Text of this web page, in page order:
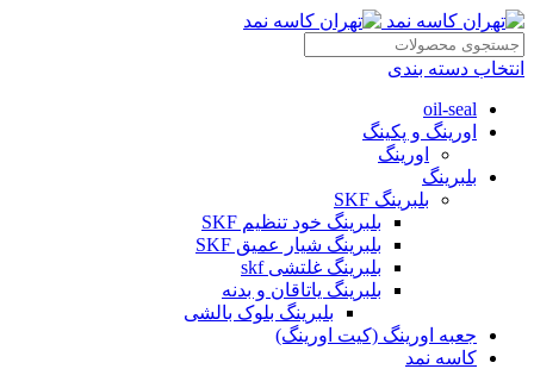
انتخاب دسته بندی
oil-seal
اورینگ و پکینگ
اورینگ
بلبرینگ
بلبرینگ SKF
بلبرینگ خود تنظیم SKF
بلبرینگ شیار عمیق SKF
بلبرینگ غلتشی skf
بلبرینگ یاتاقان و بدنه
بلبرینگ بلوک بالشی
جعبه اورینگ (کیت اورینگ)
کاسه نمد